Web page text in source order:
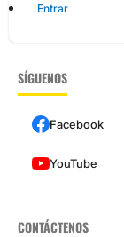
Entrar
SÍGUENOS
Facebook
YouTube
CONTÁCTENOS